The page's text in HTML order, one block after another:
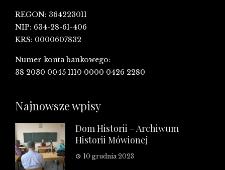
REGON: 364223011
NIP: 634-28-61-406
KRS: 0000607832
Numer konta bankowego:
38 2030 0045 1110 0000 0426 2280
Najnowsze wpisy
Dom Historii – Archiwum
Historii Mówionej
10 grudnia 2023